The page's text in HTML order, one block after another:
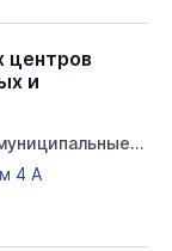
центров
и
4 А